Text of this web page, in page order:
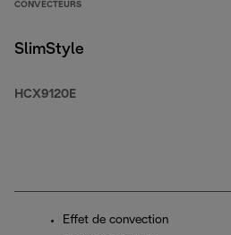
CONVECTEURS
SlimStyle
HCX9120E
Effet de convection